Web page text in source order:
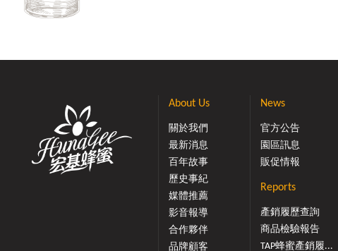
About Us
關於我們
最新消息
百年故事
歷史事紀
媒體推薦
影音報導
合作夥伴
品牌顧客
News
官方公告
園區訊息
販促情報
Reports
產銷履歷查詢
商品檢驗報告
TAP蜂蜜產銷履...